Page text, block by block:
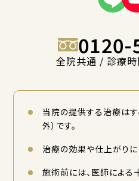
0120-
全院共通 / 診療
当院の提供する治療は
外）です。
治療の効果や仕上がりに
施術前には、医師による